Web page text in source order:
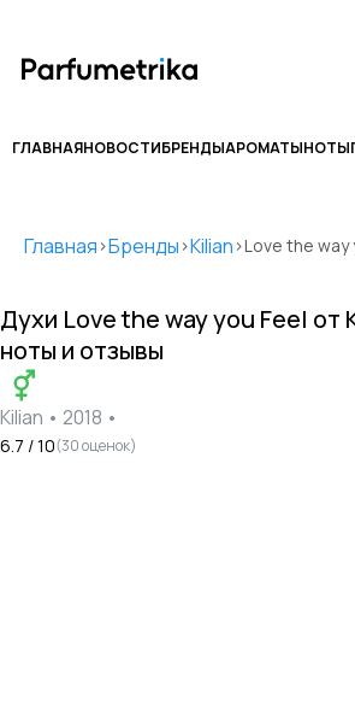
ГЛАВНАЯНОВОСТИБРЕНДЫАРОМАТЫНОТЫ
Главная >Бренды >Kilian >Love the way
Духи Love the way you Feel от
ноты и отзывы
Kilian • 2018 •
6.7 / 10(30оценок)